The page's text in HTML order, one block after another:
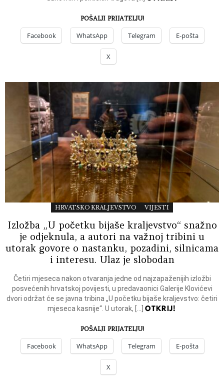
POŠALJI PRIJATELJU!
Facebook WhatsApp Telegram E-pošta
X
HRVATSKO KRALJEVSTVO VIJESTI
Izložba „U početku bijaše kraljevstvo“ snažno
je odjeknula, a autori na važnoj tribini u
utorak govore o nastanku, pozadini, silnicama
i interesu. Ulaz je slobodan
Četiri mjeseca nakon otvaranja jedne od najzapaženijih izložbi
posvećenih hrvatskoj povijesti, u predavaonici Galerije Klovićevi
dvori održat će se javna tribina „U početku bijaše kraljevstvo: četiri
mjeseca kasnije“. U utorak, […]OTKRIJ!
POŠALJI PRIJATELJU!
Facebook WhatsApp Telegram E-pošta
X